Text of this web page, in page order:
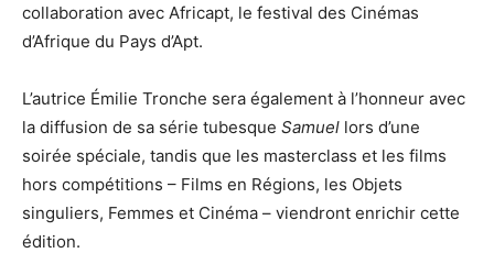
collaboration avec Africapt, le festival des Cinémas
d’Afrique du Pays d’Apt.
L’autrice Émilie Tronche sera également à l’honneur avec
la diffusion de sa série tubesque Samuel lors d’une
soirée spéciale, tandis que les masterclass et les films
hors compétitions – Films en Régions, les Objets
singuliers, Femmes et Cinéma – viendront enrichir cette
édition.